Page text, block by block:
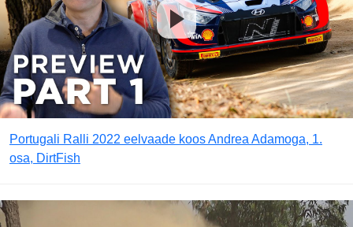
Portugali Ralli 2022 eelvaade koos Andrea Adamoga, 1.
osa, DirtFish